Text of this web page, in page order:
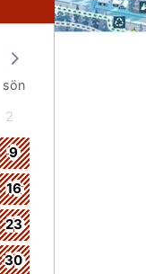
sön
2
9
16
23
30